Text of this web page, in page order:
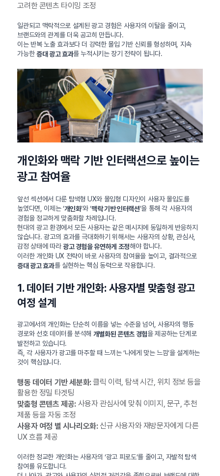
고려한 콘텐츠 타이밍 조정
일관되고 맥락적으로 설계된 광고 경험은 사용자의 이탈을 줄이고,
브랜드와의 관계를 더욱 공고히 만듭니다.
이는 반복 노출 효과보다 더 강력한 몰입 기반 신뢰를 형성하며, 지속
가능한증대 광고 효과를 누적시키는 장기 전략이 됩니다.
개인화와 맥락 기반 인터랙션으로 높이는
광고 참여율
앞선 섹션에서 다룬 탐색형 UX와 몰입형 디자인이 사용자 몰입도를
높였다면, 이제는 ‘개인화’와 ‘맥락 기반 인터랙션’을 통해 각 사용자의
경험을 정교하게 맞춤화할 차례입니다.
현대의 광고 환경에서 모든 사용자는 같은 메시지에 동일하게 반응하지
않습니다. 광고의 효과를 극대화하기 위해서는 사용자의 상황, 관심사,
감정 상태에 따라광고 경험을 유연하게 조정해야 합니다.
이러한 개인화 UX 전략이 바로 사용자의 참여율을 높이고, 결과적으로
증대 광고 효과를 실현하는 핵심 동력으로 작용합니다.
1. 데이터 기반 개인화: 사용자별 맞춤형 광고
여정 설계
광고에서의 개인화는 단순히 이름을 넣는 수준을 넘어, 사용자의 행동
경로와 선호 데이터를 분석해 개별화된 콘텐츠 경험을 제공하는 단계로
발전하고 있습니다.
즉, 각 사용자가 광고를 마주할 때 느끼는 ‘나에게 맞는 느낌’을 설계하는
것이 핵심입니다.
행동 데이터 기반 세분화:클릭 이력, 탐색 시간, 위치 정보 등을
활용한 정밀 타겟팅
맞춤형 콘텐츠 제공:사용자 관심사에 맞춰 이미지, 문구, 추천
제품 등을 자동 조정
사용자 여정 별 시나리오화:신규 사용자와 재방문자에게 다른
UX 흐름 제공
이러한 정교한 개인화는 사용자의 ‘광고 피로도’를 줄이고, 자발적 탐색
참여를 유도합니다.